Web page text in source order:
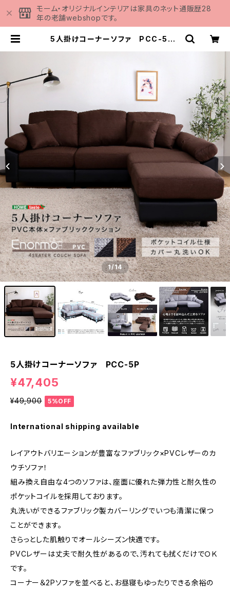
モーム・オリジナルインテリアは家具のネット通販歴28
年の老舗webshopです。
5人掛けコーナーソファ PCC-5P |
1/14
5人掛けコーナーソファ PCC-5P
¥47,405
¥49,900 5%OFF
International shipping available
レイアウトバリエーションが豊富なファブリック×PVCレザーのカ
ウチソファ！
組み換え自由な4つのソファは、座面に優れた弾力性と耐久性の
ポケットコイルを採用しております。
丸洗いができるファブリック製カバーリングでいつも清潔に保つ
ことができます。
さらっとした肌触りでオールシーズン快適です。
PVCレザーは丈夫で耐久性があるので、汚れても拭くだけでＯＫ
です。
コーナー＆2Pソファを並べると、お昼寝もゆったりできる余裕の